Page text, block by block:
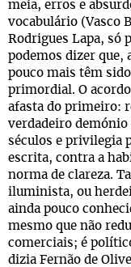
meia, erros e
vocabulário (Vasco
Rodrigues Lapa, só
podemos dizer que,
pouco mais têm
primordial. O
afasta do primeiro:
verdadeiro
séculos e privilegia
escrita, contra a
norma de clareza.
iluminista, ou
ainda pouco
mesmo que não
comerciais; é
dizia Fernão de